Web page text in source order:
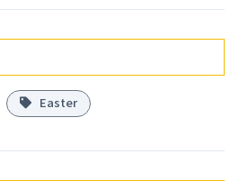
Easter